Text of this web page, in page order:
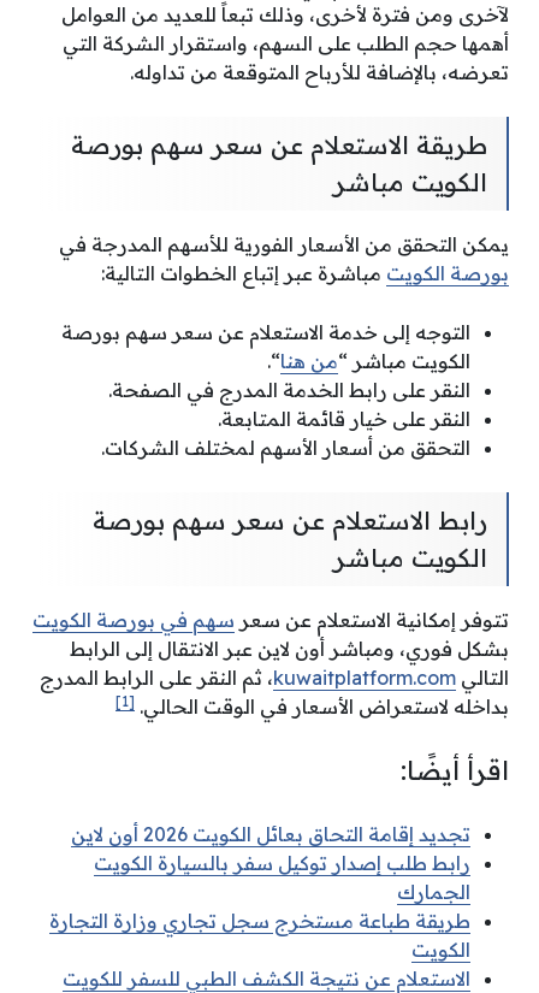
لآخرى ومن فترة لأخرى، وذلك تبعاً للعديد من العوامل
أهمها حجم الطلب على السهم، واستقرار الشركة التي
تعرضه، بالإضافة للأرباح المتوقعة من تداوله.
طريقة الاستعلام عن سعر سهم بورصة
الكويت مباشر
يمكن التحقق من الأسعار الفورية للأسهم المدرجة في
بورصة الكويت مباشرة عبر إتباع الخطوات التالية:
التوجه إلى خدمة الاستعلام عن سعر سهم بورصة
الكويت مباشر “من هنا“.
النقر على رابط الخدمة المدرج في الصفحة.
النقر على خيار قائمة المتابعة.
التحقق من أسعار الأسهم لمختلف الشركات.
رابط الاستعلام عن سعر سهم بورصة
الكويت مباشر
تتوفر إمكانية الاستعلام عن سعر سهم في بورصة الكويت
بشكل فوري، ومباشر أون لاين عبر الانتقال إلى الرابط
التالي kuwaitplatform.com، ثم النقر على الرابط المدرج
بداخله لاستعراض الأسعار في الوقت الحالي. [1]
اقرأ أيضًا:
تجديد إقامة التحاق بعائل الكويت 2026 أون لاين
رابط طلب إصدار توكيل سفر بالسيارة الكويت
الجمارك
طريقة طباعة مستخرج سجل تجاري وزارة التجارة
الكويت
الاستعلام عن نتيجة الكشف الطبي للسفر للكويت